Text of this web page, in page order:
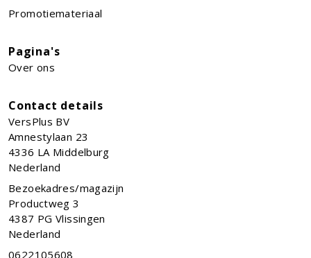
Promotiemateriaal
Pagina's
Over ons
Contact details
VersPlus BV
Amnestylaan 23
4336 LA Middelburg
Nederland
Bezoekadres/magazijn
Productweg 3
4387 PG Vlissingen
Nederland
0622105608